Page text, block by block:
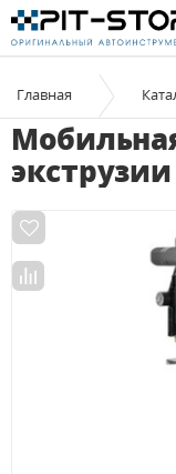
Главная
экструзии